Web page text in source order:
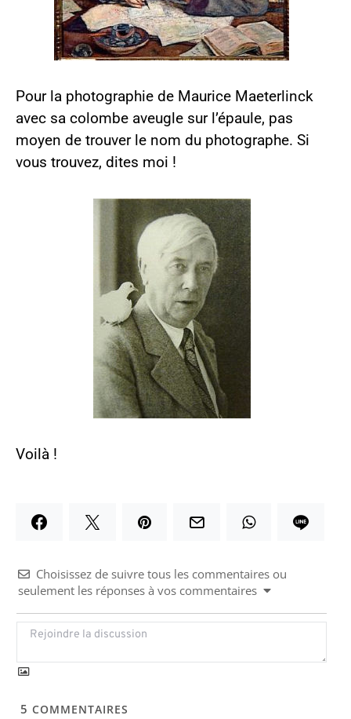
Pour la photographie de Maurice Maeterlinck
avec sa colombe aveugle sur l’épaule, pas
moyen de trouver le nom du photographe. Si
vous trouvez, dites moi !
Voilà !
Choisissez de suivre tous les commentaires ou
seulement les réponses à vos commentaires
5 COMMENTAIRES